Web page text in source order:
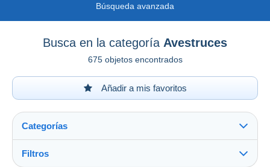
Búsqueda avanzada
Busca en la categoría Avestruces
675 objetos encontrados
Añadir a mis favoritos
Categorías
Filtros